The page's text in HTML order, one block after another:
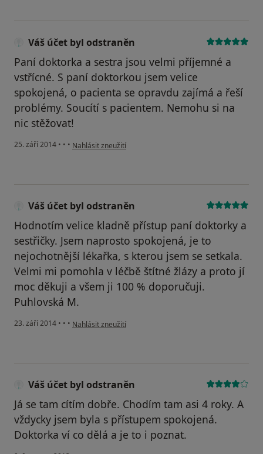
Váš účet byl odstraněn
Paní doktorka a sestra jsou velmi příjemné a
vstřícné. S paní doktorkou jsem velice
spokojená, o pacienta se opravdu zajímá a řeší
problémy. Soucítí s pacientem. Nemohu si na
nic stěžovat!
25. září 2014 • • • podle názoru uživatele Váš účet byl odstraněn
Nahlásit zneužití
Váš účet byl odstraněn
Hodnotím velice kladně přístup paní doktorky a
sestřičky. Jsem naprosto spokojená, je to
nejochotnější lékařka, s kterou jsem se setkala.
Velmi mi pomohla v léčbě štítné žlázy a proto jí
moc děkuji a všem ji 100 % doporučuji.
Puhlovská M.
23. září 2014 • • • podle názoru uživatele Váš účet byl odstraněn
Nahlásit zneužití
Váš účet byl odstraněn
Já se tam cítím dobře. Chodím tam asi 4 roky. A
vždycky jsem byla s přístupem spokojená.
Doktorka ví co dělá a je to i poznat.